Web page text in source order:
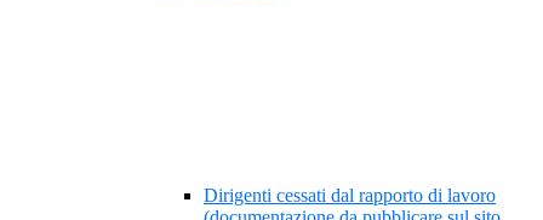
Dirigenti cessati dal rapporto di lavoro